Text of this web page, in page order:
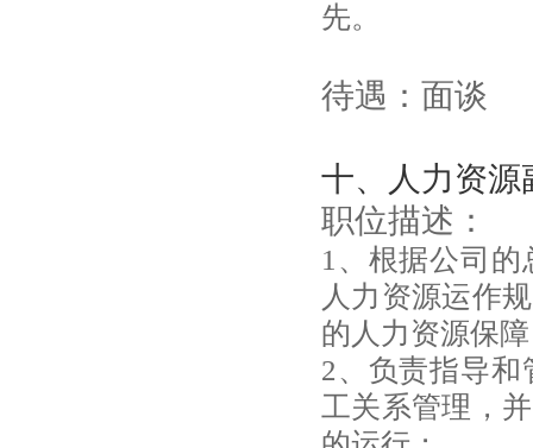
先。
待遇：面谈
十、人力资源
职位描述：
1、根据公司
人力资源运作
的人力资源保
2、负责指导
工关系管理，